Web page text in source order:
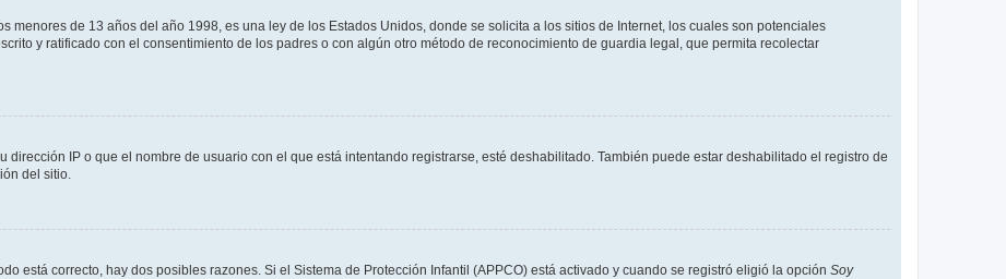
menores de 13 años del año 1998, es una ley de los Estados Unidos, donde se solicita a los sitios de Internet, los cuales son potenciales
y ratificado con el consentimiento de los padres o con algún otro método de reconocimiento de guardia legal, que permita recolectar
dirección IP o que el nombre de usuario con el que está intentando registrarse, esté deshabilitado. También puede estar deshabilitado el registro de
del sitio.
está correcto, hay dos posibles razones. Si el Sistema de Protección Infantil (APPCO) está activado y cuando se registró eligió la opción Soy